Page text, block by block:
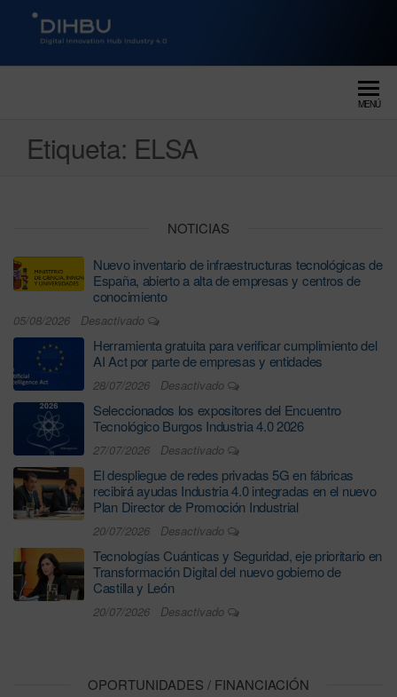
DIGITAL INNOVATION HUB
MENÚ
Etiqueta: ELSA
NOTICIAS
Nuevo inventario de infraestructuras tecnológicas de
España, abierto a alta de empresas y centros de
conocimiento
05/08/2026 Desactivado
Herramienta gratuita para verificar cumplimiento del
AI Act por parte de empresas y entidades
28/07/2026 Desactivado
Seleccionados los expositores del Encuentro
Tecnológico Burgos Industria 4.0 2026
27/07/2026 Desactivado
El despliegue de redes privadas 5G en fábricas
recibirá ayudas Industria 4.0 integradas en el nuevo
Plan Director de Promoción Industrial
20/07/2026 Desactivado
Tecnologías Cuánticas y Seguridad, eje prioritario en
Transformación Digital del nuevo gobierno de
Castilla y León
20/07/2026 Desactivado
OPORTUNIDADES / FINANCIACIÓN